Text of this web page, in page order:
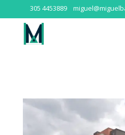
305 4453889